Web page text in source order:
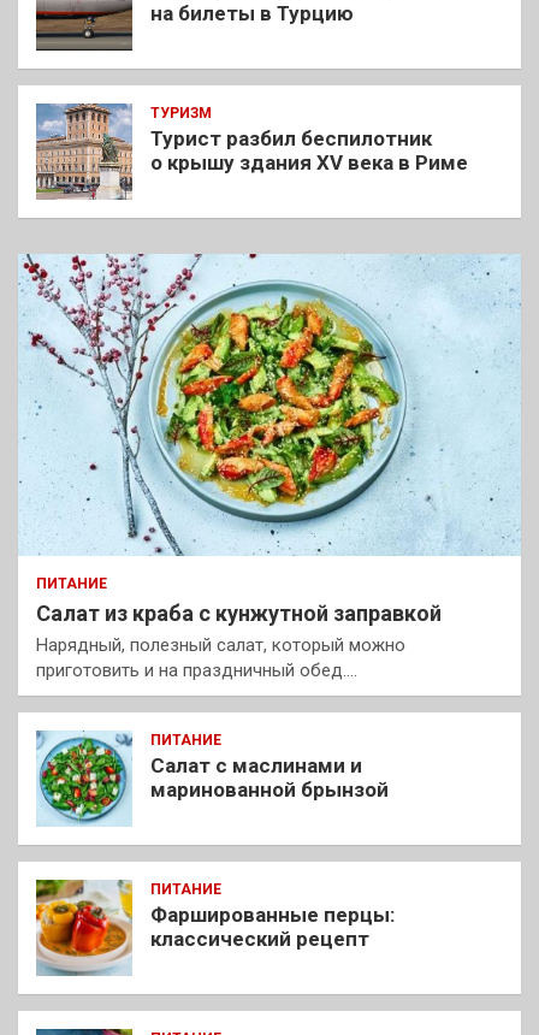
на билеты в Турцию
ТУРИЗМ
Турист разбил беспилотник
о крышу здания XV века в Риме
ПИТАНИЕ
Салат из краба с кунжутной заправкой
Нарядный, полезный салат, который можно
приготовить и на праздничный обед.…
ПИТАНИЕ
Салат с маслинами и
маринованной брынзой
ПИТАНИЕ
Фаршированные перцы:
классический рецепт